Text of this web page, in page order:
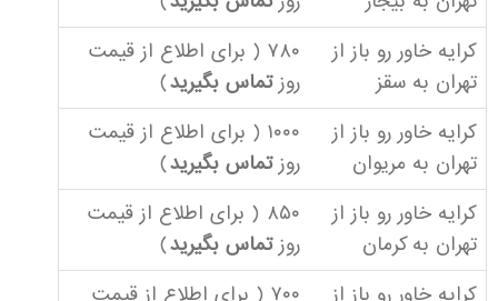
کرایه خاور رو باز از
تهران به سقز
۷۸۰ ( برای اطلاع از قیمت
روزتماس بگیرید)
کرایه خاور رو باز از
تهران به مریوان
۱۰۰۰ ( برای اطلاع از قیمت
روزتماس بگیرید)
کرایه خاور رو باز از
تهران به کرمان
۸۵۰ ( برای اطلاع از قیمت
روزتماس بگیرید)
کرایه خاور رو باز از
۷۰۰ ( برای اطلاع از قیمت